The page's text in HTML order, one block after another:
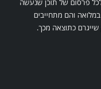
והם מתחייבים
כתוצאה מכך.